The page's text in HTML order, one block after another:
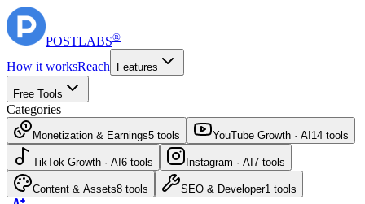
POSTLABS®
How it worksReach Features
Free Tools
Categories
Monetization & Earnings5 tools YouTube Growth · AI 14 tools
TikTok Growth · AI 6 tools Instagram · AI 7 tools
Content & Assets8 tools SEO & Developer1 tools